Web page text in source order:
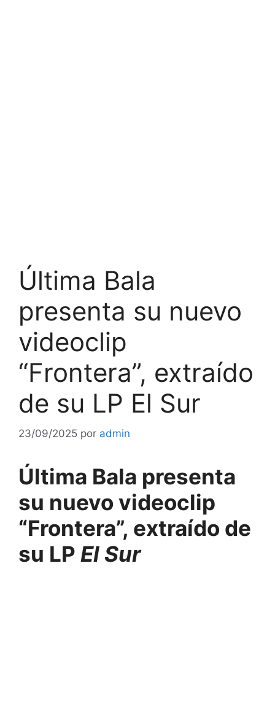
Última Bala
presenta su nuevo
videoclip
“Frontera”, extraído
de su LP El Sur
23/09/2025 por admin
Última Bala presenta
su nuevo videoclip
“Frontera”, extraído de
su LP El Sur